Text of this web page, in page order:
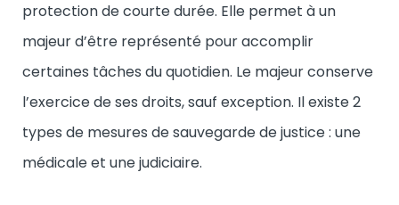
protection de courte durée. Elle permet à un
majeur d’être représenté pour accomplir
certaines tâches du quotidien. Le majeur conserve
l’exercice de ses droits, sauf exception. Il existe 2
types de mesures de sauvegarde de justice : une
médicale et une judiciaire.